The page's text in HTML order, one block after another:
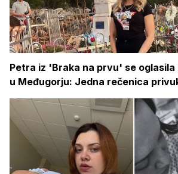
Petra iz 'Braka na prvu' se
u Međugorju: Jedna rečenica